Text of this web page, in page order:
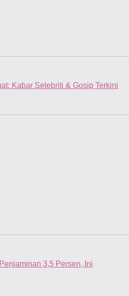
Kabar Selebriti & Gosip Terkini
3,5 Persen, Ini